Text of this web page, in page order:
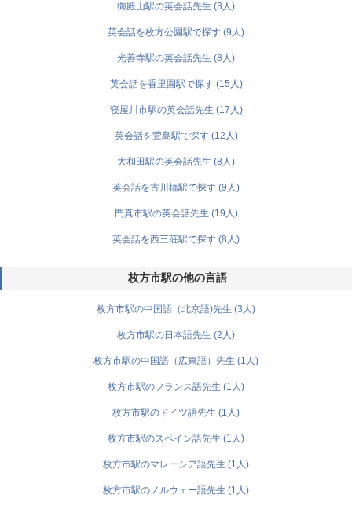
御殿山駅の英会話先生 (3人)
英会話を枚方公園駅で探す (9人)
光善寺駅の英会話先生 (8人)
英会話を香里園駅で探す (15人)
寝屋川市駅の英会話先生 (17人)
英会話を萱島駅で探す (12人)
大和田駅の英会話先生 (8人)
英会話を古川橋駅で探す (9人)
門真市駅の英会話先生 (19人)
英会話を西三荘駅で探す (8人)
枚方市駅の他の言語
枚方市駅の中国語（北京語)先生 (3人)
枚方市駅の日本語先生 (2人)
枚方市駅の中国語（広東語）先生 (1人)
枚方市駅のフランス語先生 (1人)
枚方市駅のドイツ語先生 (1人)
枚方市駅のスペイン語先生 (1人)
枚方市駅のマレーシア語先生 (1人)
枚方市駅のノルウェー語先生 (1人)